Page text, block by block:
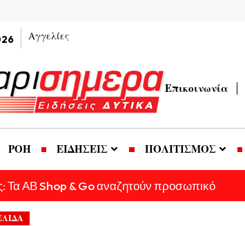
Αγγελίες
Επικοινωνία
ΡΟΗ ΕΙΔΗΣΕΙΣ ΠΟΛΙΤΙΣΜΟΣ
Τα ΑΒ Shop & Go αναζητούν προσωπικό